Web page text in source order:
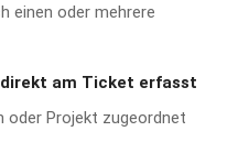
einen oder mehrere
direkt am Ticket erfasst
oder Projekt zugeordnet